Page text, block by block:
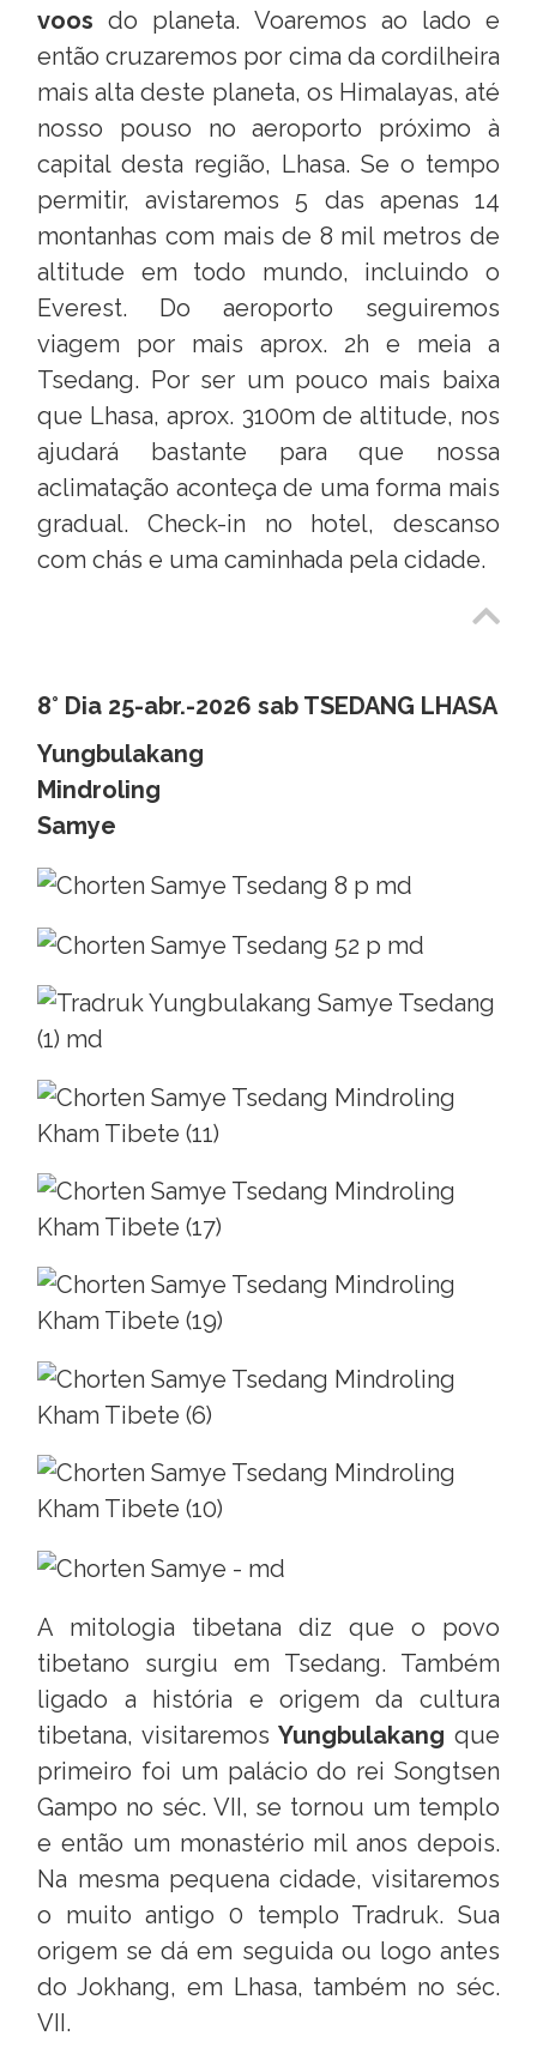
voos do planeta. Voaremos ao lado e
então cruzaremos por cima da cordilheira
mais alta deste planeta, os Himalayas, até
nosso pouso no aeroporto próximo à
capital desta região, Lhasa. Se o tempo
permitir, avistaremos 5 das apenas 14
montanhas com mais de 8 mil metros de
altitude em todo mundo, incluindo o
Everest. Do aeroporto seguiremos
viagem por mais aprox. 2h e meia a
Tsedang. Por ser um pouco mais baixa
que Lhasa, aprox. 3100m de altitude, nos
ajudará bastante para que nossa
aclimatação aconteça de uma forma mais
gradual. Check-in no hotel, descanso
com chás e uma caminhada pela cidade.
8° Dia 25-abr.-2026 sab TSEDANG LHASA
Yungbulakang
Mindroling
Samye
A mitologia tibetana diz que o povo
tibetano surgiu em Tsedang. Também
ligado a história e origem da cultura
tibetana, visitaremosYungbulakang que
primeiro foi um palácio do rei Songtsen
Gampo no séc. VII, se tornou um templo
e então um monastério mil anos depois.
Na mesma pequena cidade, visitaremos
o muito antigo 0 templo Tradruk. Sua
origem se dá em seguida ou logo antes
do Jokhang, em Lhasa, também no séc.
VII.